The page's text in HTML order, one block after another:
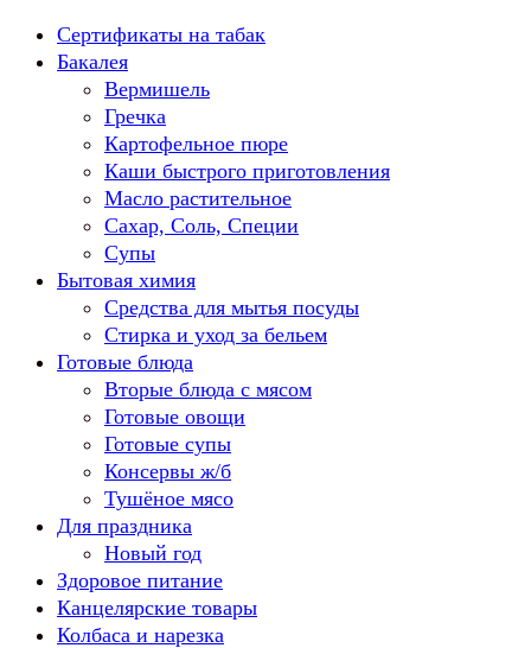
Перейти
содержанию
Сертификаты на табак
Бакалея
Вермишель
Гречка
Картофельное пюре
Каши быстрого приготовления
Масло растительное
Сахар, Соль, Специи
Супы
Бытовая химия
Средства для мытья посуды
Стирка и уход за бельем
Готовые блюда
Вторые блюда с мясом
Готовые овощи
Готовые супы
Консервы ж/б
Тушёное мясо
Для праздника
Новый год
Здоровое питание
Канцелярские товары
Колбаса и нарезка